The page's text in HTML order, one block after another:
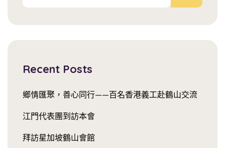
Recent Posts
鄉情匯聚，善心同行——百名香港義工赴鶴山交流
江門代表團到訪本會
拜訪星加坡鶴山會館